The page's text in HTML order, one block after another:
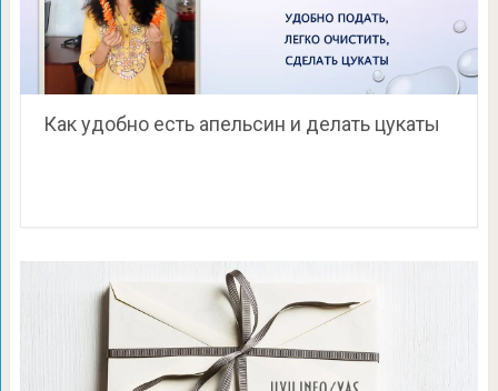
Как удобно есть апельсин и делать цукаты